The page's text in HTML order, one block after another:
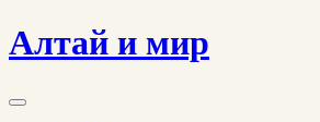
Алтай и мир